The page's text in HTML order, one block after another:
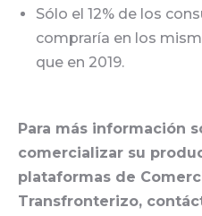
Sólo el 12% de los
compraría en los
que en 2019.
Para más información
comercializar su
plataformas de
Transfronterizo,